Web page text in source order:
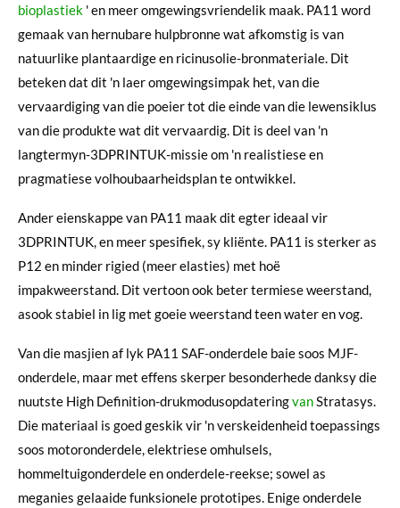
bioplastiek ' en meer omgewingsvriendelik maak. PA11 word
gemaak van hernubare hulpbronne wat afkomstig is van
natuurlike plantaardige en ricinusolie-bronmateriale. Dit
beteken dat dit 'n laer omgewingsimpak het, van die
vervaardiging van die poeier tot die einde van die lewensiklus
van die produkte wat dit vervaardig. Dit is deel van 'n
langtermyn-3DPRINTUK-missie om 'n realistiese en
pragmatiese volhoubaarheidsplan te ontwikkel.
Ander eienskappe van PA11 maak dit egter ideaal vir
3DPRINTUK, en meer spesifiek, sy kliënte. PA11 is sterker as
P12 en minder rigied (meer elasties) met hoë
impakweerstand. Dit vertoon ook beter termiese weerstand,
asook stabiel in lig met goeie weerstand teen water en vog.
Van die masjien af ​​lyk PA11 SAF-onderdele baie soos MJF-
onderdele, maar met effens skerper besonderhede danksy die
nuutste High Definition-drukmodusopdateringvan Stratasys.
Die materiaal is goed geskik vir 'n verskeidenheid toepassings
soos motoronderdele, elektriese omhulsels,
hommeltuigonderdele en onderdele-reekse; sowel as
meganies gelaaide funksionele prototipes. Enige onderdele